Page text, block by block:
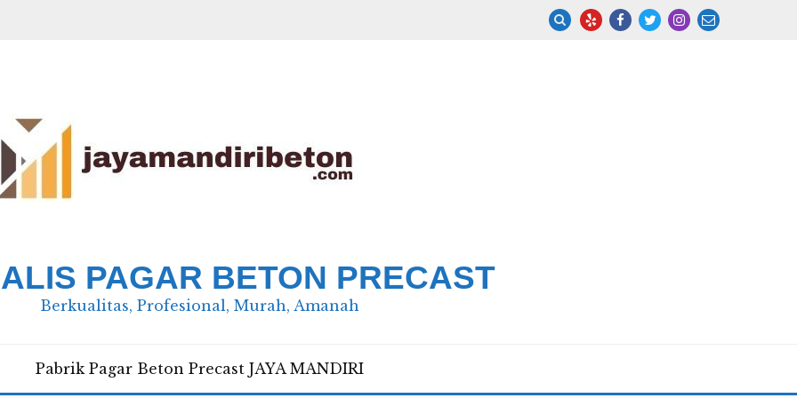
PAGAR BETON PRECAST
Berkualitas, Profesional, Murah, Amanah
Pabrik Pagar Beton Precast JAYA MANDIRI